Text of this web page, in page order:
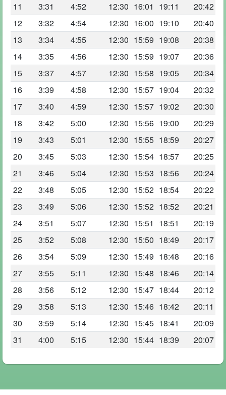
11
3:31 4:52 12:30 16:01 19:11
20:42
12
3:32 4:54 12:30 16:00 19:10
20:40
13
3:34 4:55 12:30 15:59 19:08
20:38
14
3:35 4:56 12:30 15:59 19:07
20:36
15
3:37 4:57 12:30 15:58 19:05
20:34
16
3:39 4:58 12:30 15:57 19:04
20:32
17
3:40 4:59 12:30 15:57 19:02
20:30
18
3:42 5:00 12:30 15:56 19:00
20:29
19
3:43 5:01 12:30 15:55 18:59
20:27
20
3:45 5:03 12:30 15:54 18:57
20:25
21
3:46 5:04 12:30 15:53 18:56
20:24
22
3:48 5:05 12:30 15:52 18:54
20:22
23
3:49 5:06 12:30 15:52 18:52
20:21
24
3:51 5:07 12:30 15:51 18:51
20:19
25
3:52 5:08 12:30 15:50 18:49
20:17
26
3:54 5:09 12:30 15:49 18:48
20:16
27
3:55 5:11 12:30 15:48 18:46
20:14
28
3:56 5:12 12:30 15:47 18:44
20:12
29
3:58 5:13 12:30 15:46 18:42
20:11
30
3:59 5:14 12:30 15:45 18:41
20:09
31
4:00 5:15 12:30 15:44 18:39 20:07